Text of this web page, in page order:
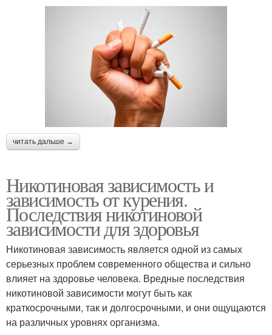
читать дальше →
Никотиновая зависимость и
зависимость от курения.
Последствия никотиновой
зависимости для здоровья
Никотиновая зависимость является одной из самых
серьезных проблем современного общества и сильно
влияет на здоровье человека. Вредные последствия
никотиновой зависимости могут быть как
краткосрочными, так и долгосрочными, и они ощущаются
на различных уровнях организма.